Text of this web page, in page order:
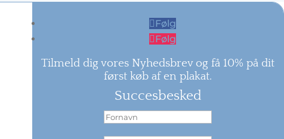
Følg
Følg
Tilmeld dig vores Nyhedsbrev og få 10% på dit
først køb af en plakat.
Succesbesked